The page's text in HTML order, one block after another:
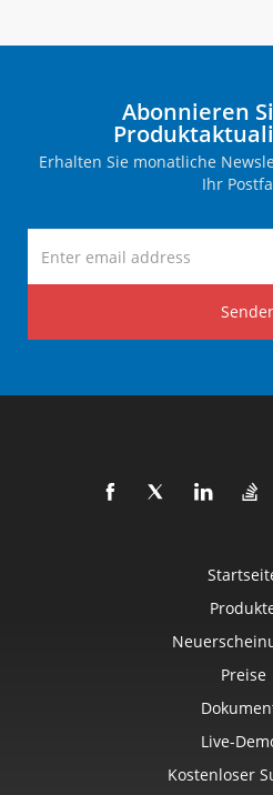
Abonnieren
Erhalten Sie monatliche
Ihr
Preise
Live-
Kostenloser